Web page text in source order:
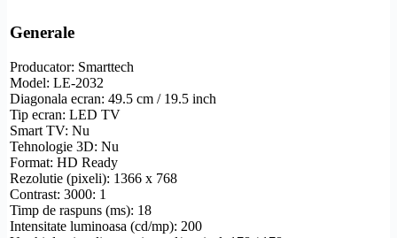
Generale
Producator: Smarttech
Model: LE-2032
Diagonala ecran: 49.5 cm / 19.5 inch
Tip ecran: LED TV
Smart TV: Nu
Tehnologie 3D: Nu
Format: HD Ready
Rezolutie (pixeli): 1366 x 768
Contrast: 3000: 1
Timp de raspuns (ms): 18
Intensitate luminoasa (cd/mp): 200